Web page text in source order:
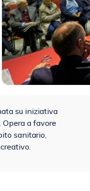
su iniziativa
Opera a favore
sanitario,